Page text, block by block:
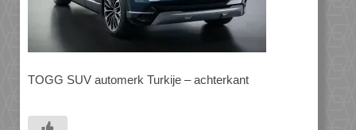
TOGG SUV automerk Turkije – achterkant